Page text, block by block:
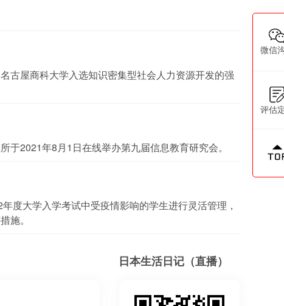
古屋商科大学入选知识密集型社会人力资源开发的强
于2021年8月1日在线举办第九届信息教育研究会。
度大学入学考试中受疫情影响的学生进行灵活管理，
施。
日本生活日记（直播）
微信
评估